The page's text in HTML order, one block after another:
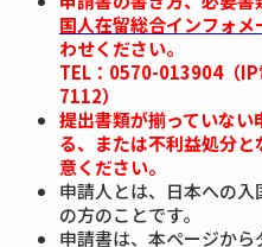
国人在留総合インフォ
わせください。
TEL：0570-013904（
7112）
提出書類が揃っていな
る、または不利益処分
意ください。
申請人とは、日本への
の方のことです。
申請書は、本ページから